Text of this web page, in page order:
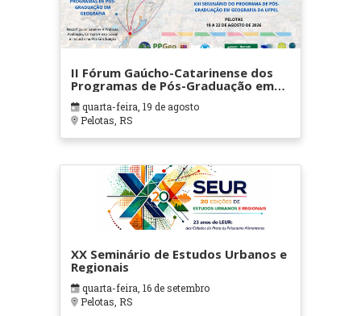
II Fórum Gaúcho-Catarinense dos
Programas de Pós-Graduação em
Geografia
quarta-feira, 19 de agosto
Pelotas, RS
XX Seminário de Estudos Urbanos e
Regionais
quarta-feira, 16 de setembro
Pelotas, RS